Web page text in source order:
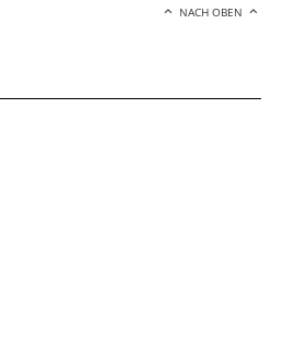
NACH OBEN